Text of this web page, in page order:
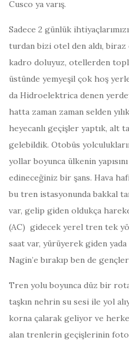
Cusco ya varış.
Sadece 2 günlük
turdan bizi otel den aldı,
kadro doluyuz, otellerden
üstünde yemyeşil çok hoş
da Hidroelektrica denen
hatta zaman zaman selden
heyecanlı geçişler yaptık, alt
gelebildik. Otobüs
yollar boyunca ülkenin
edineceğiniz bir şans. Hava
bu tren istasyonunda bakkal
var, gelip giden oldukça
(AC) gidecek yerel tren tek
saat var, yürüyerek giden
Nagin’e bırakıp ben de
Tren yolu boyunca düz bir
taşkın nehrin su sesi ile yol
korna çalarak geliyor ve
alan trenlerin geçişlerinin